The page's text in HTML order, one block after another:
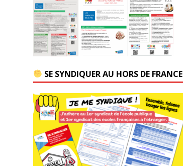
SE SYNDIQUER AU HORS DE FRANCE